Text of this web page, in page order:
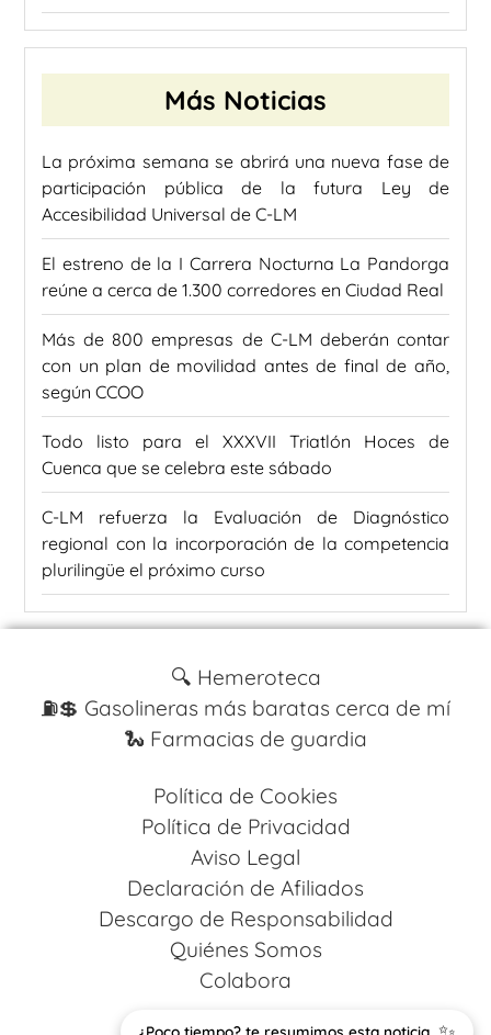
¿Poco tiempo? te resumimos esta noticia
Más Noticias
La próxima semana se abrirá una nueva fase de
participación pública de la futura Ley de
Accesibilidad Universal de C-LM
El estreno de la I Carrera Nocturna La Pandorga
reúne a cerca de 1.300 corredores en Ciudad Real
Más de 800 empresas de C-LM deberán contar
con un plan de movilidad antes de final de año,
según CCOO
Todo listo para el XXXVII Triatlón Hoces de
Cuenca que se celebra este sábado
C-LM refuerza la Evaluación de Diagnóstico
regional con la incorporación de la competencia
plurilingüe el próximo curso
🔍 Hemeroteca
⛽️💲 Gasolineras más baratas cerca de mí
🐍 Farmacias de guardia
Política de Cookies
Política de Privacidad
Aviso Legal
Declaración de Afiliados
Descargo de Responsabilidad
Quiénes Somos
Colabora
Design byCodestack Solutions